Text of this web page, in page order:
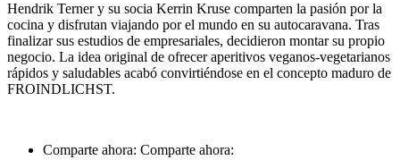
Hendrik Terner y su socia Kerrin Kruse comparten la pasión por la
cocina y disfrutan viajando por el mundo en su autocaravana. Tras
finalizar sus estudios de empresariales, decidieron montar su propio
negocio. La idea original de ofrecer aperitivos veganos-vegetarianos
rápidos y saludables acabó convirtiéndose en el concepto maduro de
FROINDLICHST.
Comparte ahora: Comparte ahora: